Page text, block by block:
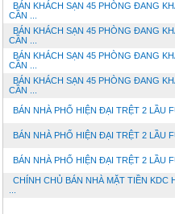
BÁN KHÁCH SẠN 45 PHÒNG ĐANG
CẦN ...
BÁN KHÁCH SẠN 45 PHÒNG ĐANG
CẦN ...
BÁN KHÁCH SẠN 45 PHÒNG ĐANG
CẦN ...
BÁN KHÁCH SẠN 45 PHÒNG ĐANG
CẦN ...
BÁN NHÀ PHỐ HIỆN ĐẠI TRỆT 2 LẦU
BÁN NHÀ PHỐ HIỆN ĐẠI TRỆT 2 LẦU
BÁN NHÀ PHỐ HIỆN ĐẠI TRỆT 2 LẦU
CHÍNH CHỦ BÁN NHÀ MẶT TIỀN KDC